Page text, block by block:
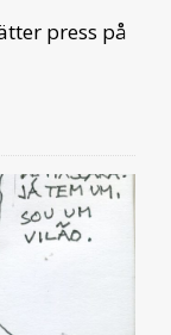
press på